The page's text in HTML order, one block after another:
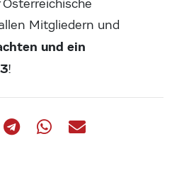
Österreichische
Mitgliedern und
und ein
!